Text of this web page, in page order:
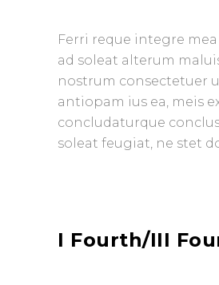
Ferri reque integre
ad soleat alterum
nostrum consectetuer
antiopam ius ea, meis
concludaturque
soleat feugiat, ne stet
I Fourth/III